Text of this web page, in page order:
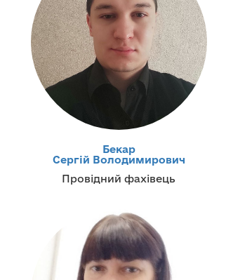
Бекар
Сергій Володимирович
Провідний фахівець